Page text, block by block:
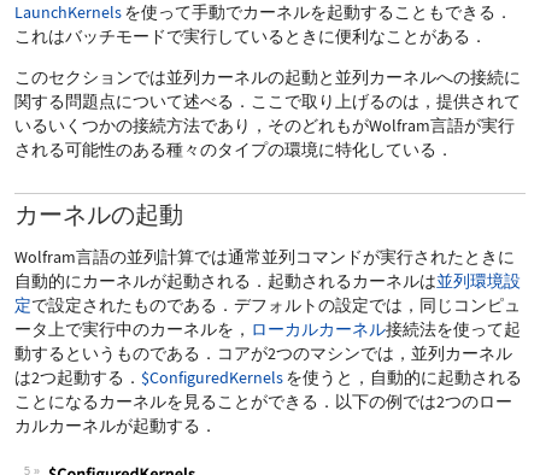
LaunchKernelsを使って手動でカーネルを起動することもできる．
これはバッチモードで実行しているときに便利なことがある．
このセクションでは並列カーネルの起動と並列カーネルへの接続に
関する問題点について述べる．ここで取り上げるのは，提供されて
いるいくつかの接続方法であり，そのどれもがWolfram言語が実行
される可能性のある種々のタイプの環境に特化している．
カーネルの起動
Wolfram言語の並列計算では通常並列コマンドが実行されたときに
自動的にカーネルが起動される．起動されるカーネルは並列環境設
定で設定されたものである．デフォルトの設定では，同じコンピュ
ータ上で実行中のカーネルを， ローカルカーネル接続法を使って起
動するというものである．コアが2つのマシンでは，並列カーネル
は2つ起動する． $ConfiguredKernelsを使うと，自動的に起動される
ことになるカーネルを見ることができる．以下の例では2つのロー
カルカーネルが起動する．
5